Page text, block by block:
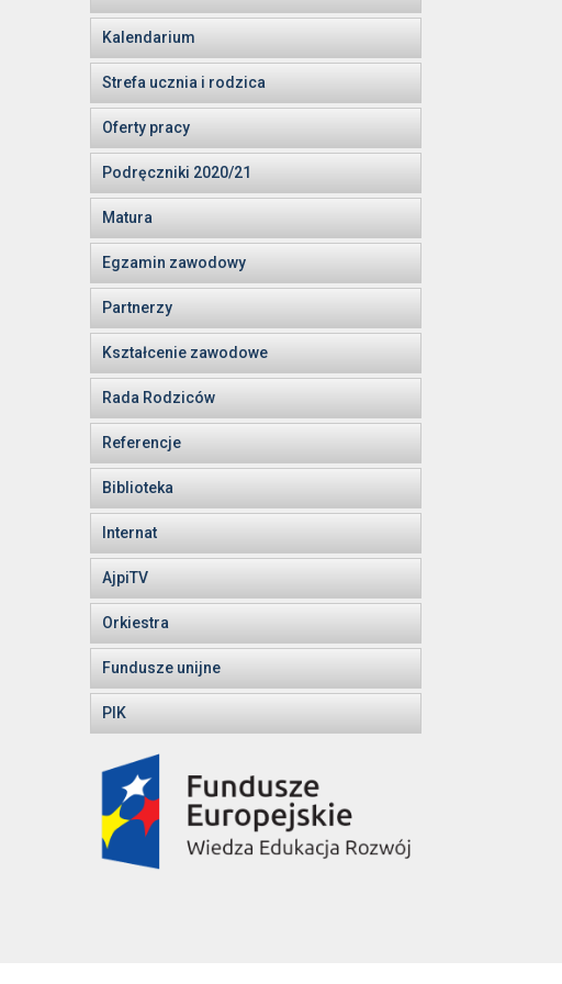
Kalendarium
Strefa ucznia i rodzica
Oferty pracy
Podręczniki 2020/21
Matura
Egzamin zawodowy
Partnerzy
Kształcenie zawodowe
Rada Rodziców
Referencje
Biblioteka
Internat
AjpiTV
Orkiestra
Fundusze unijne
PIK